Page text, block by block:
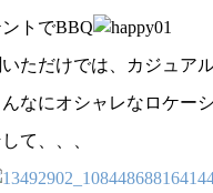
トでBBQ
ただけでは、カジュア
なにオシャレなロケーシ
て、、、